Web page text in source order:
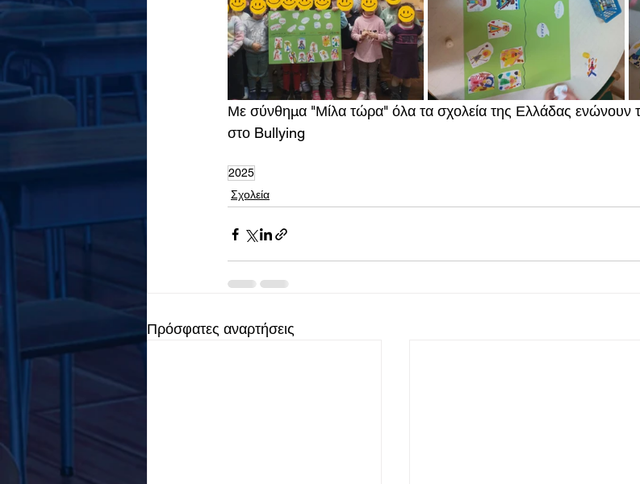
Με σύνθημα "Μίλα τώρα" όλα τα σχολεία της Ελλάδας ενώνουν
στο Bullying
2025
Σχολεία
Πρόσφατες αναρτήσεις